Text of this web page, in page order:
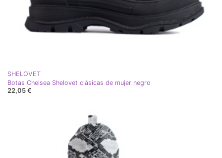
SHELOVET
Botas Chelsea Shelovet clásicas de mujer negro
22,05 €